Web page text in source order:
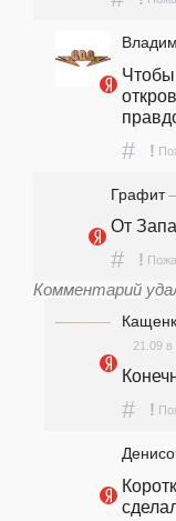
# !
Графит—
От
# !
Комментарий
21.09 в
# !